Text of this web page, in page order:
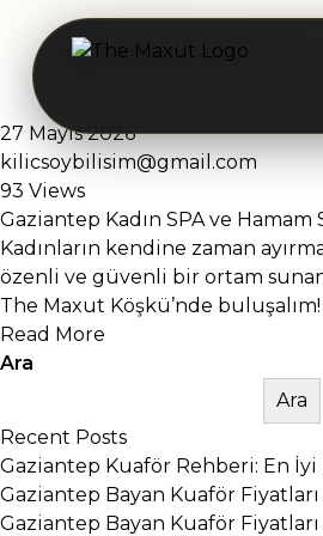
27 Mayıs 2026
kilicsoybilisim@gmail.com
93 Views
Gaziantep Kadın SPA ve Hamam
Kadınların kendine zaman
özenli ve güvenli bir ortam sunan
The Maxut Köşkü’nde buluşalım!
Read More
Ara
Ara
Recent Posts
Gaziantep Kuaför Rehberi: En İyi
Gaziantep Bayan Kuaför
Gaziantep Bayan Kuaför